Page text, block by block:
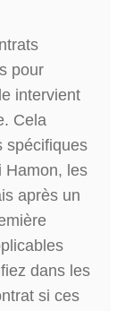
pour
intervient
Cela
spécifiques
Hamon, les
après un
dans les
si ces